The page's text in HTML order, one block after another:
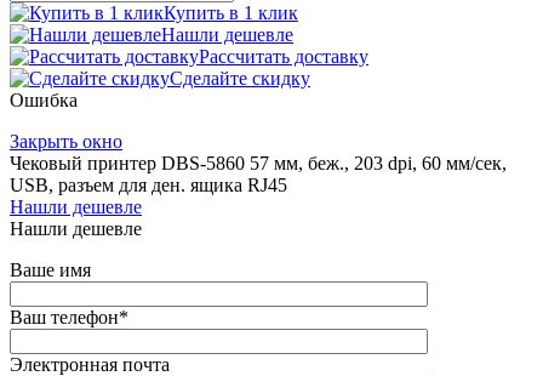
Купить в 1 клик
Нашли дешевле
Рассчитать доставку
Сделайте скидку
Ошибка
Закрыть окно
Чековый принтер DBS-5860 57 мм, беж., 203 dpi, 60 мм/сек,
USB, разъем для ден. ящика RJ45
Нашли дешевле
Нашли дешевле
Ваше имя
Ваш телефон*
Электронная почта